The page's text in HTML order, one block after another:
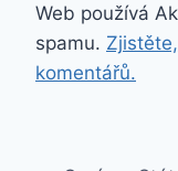
Web používá
spamu.
komentářů.